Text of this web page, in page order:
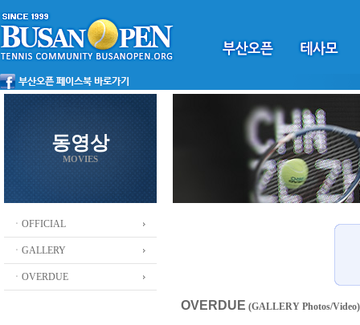
동영상
MOVIES
ㆍOFFICIAL
ㆍGALLERY
ㆍOVERDUE
OVERDUE (GALLERY Photos/Video)